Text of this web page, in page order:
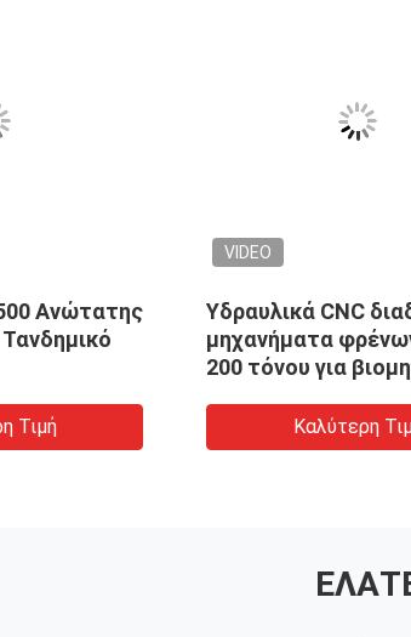
μηχανή
Τιμή
VIDEO
DELEM DA53T
τόνων αυτόματη
μηχανή πέδησης
Καλύτερη